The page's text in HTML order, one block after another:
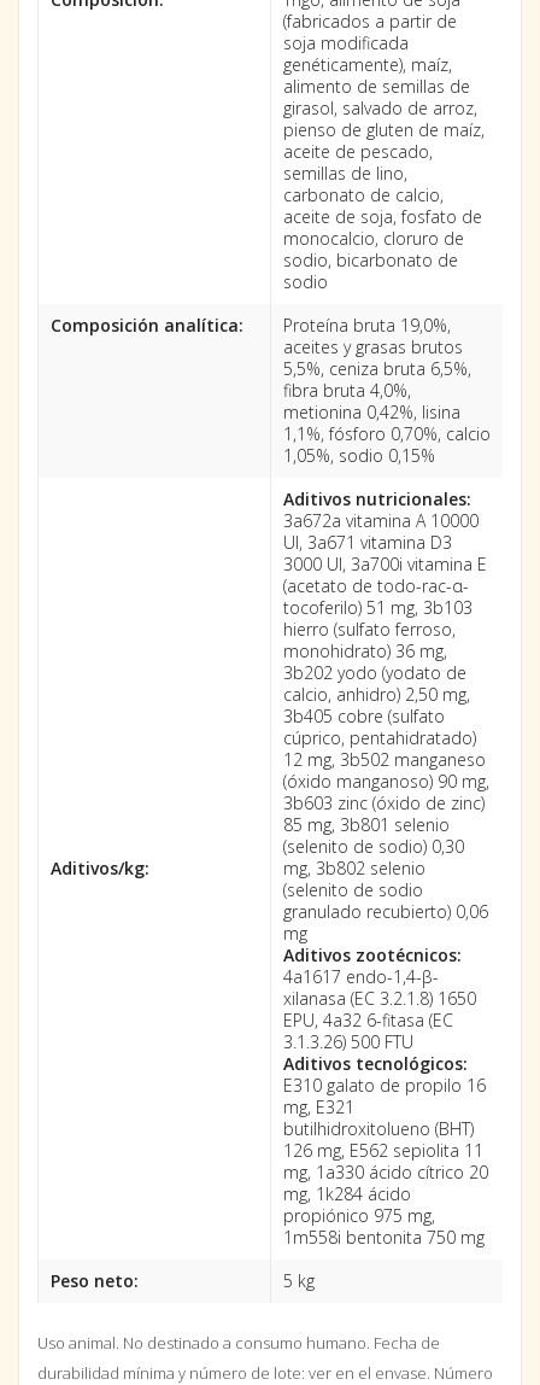
(fabricados a partir de
soja modificada
genéticamente), maíz,
alimento de semillas de
girasol, salvado de arroz,
pienso de gluten de maíz,
aceite de pescado,
semillas de lino,
carbonato de calcio,
aceite de soja, fosfato de
monocalcio, cloruro de
sodio, bicarbonato de
sodio
Composición analítica:
Proteína bruta 19,0%,
aceites y grasas brutos
5,5%, ceniza bruta 6,5%,
fibra bruta 4,0%,
metionina 0,42%, lisina
1,1%, fósforo 0,70%, calcio
1,05%, sodio 0,15%
Aditivos/kg:
Aditivos nutricionales:
3a672a vitamina A 10000
UI, 3a671 vitamina D3
3000 UI, 3a700i vitamina E
(acetato de todo-rac-α-
tocoferilo) 51 mg, 3b103
hierro (sulfato ferroso,
monohidrato) 36 mg,
3b202 yodo (yodato de
calcio, anhidro) 2,50 mg,
3b405 cobre (sulfato
cúprico, pentahidratado)
12 mg, 3b502 manganeso
(óxido manganoso) 90 mg,
3b603 zinc (óxido de zinc)
85 mg, 3b801 selenio
(selenito de sodio) 0,30
mg, 3b802 selenio
(selenito de sodio
granulado recubierto) 0,06
mg
Aditivos zootécnicos:
4a1617 endo-1,4-β-
xilanasa (EC 3.2.1.8) 1650
EPU, 4a32 6-fitasa (EC
3.1.3.26) 500 FTU
Aditivos tecnológicos:
E310 galato de propilo 16
mg, E321
butilhidroxitolueno (BHT)
126 mg, E562 sepiolita 11
mg, 1a330 ácido cítrico 20
mg, 1k284 ácido
propiónico 975 mg,
1m558i bentonita 750 mg
Peso neto:
5 kg
Uso animal. No destinado a consumo humano. Fecha de
durabilidad mínima y número de lote: ver en el envase. Número